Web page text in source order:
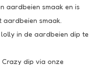
aardbeien smaak en is
aardbeien smaak.
in de aardbeien dip te
Crazy dip via onze